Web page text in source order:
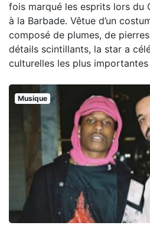
fois marqué les esprits lors du
à la Barbade. Vêtue d’un
composé de plumes, de
détails scintillants, la star a
culturelles les plus importantes
Musique